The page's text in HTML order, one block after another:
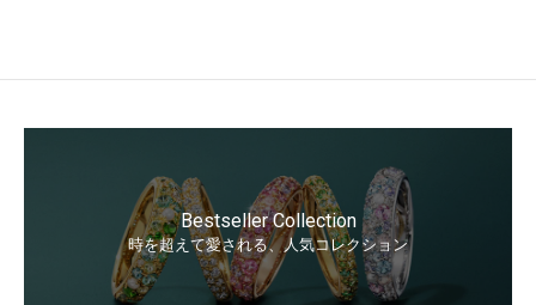
Bestseller Collection
時を超えて愛される、人気コレクション